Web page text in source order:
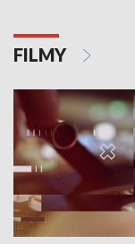
FILMY